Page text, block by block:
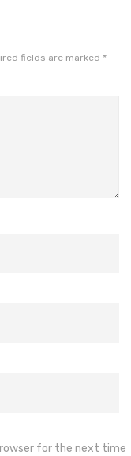
fields are marked *
for the next time